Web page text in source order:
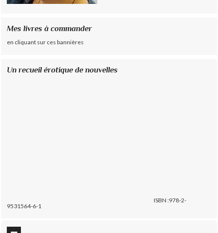
Mes livres à commander
en cliquant sur ces bannières
Un recueil érotique de nouvelles
ISBN :978-2-
9531564-6-1